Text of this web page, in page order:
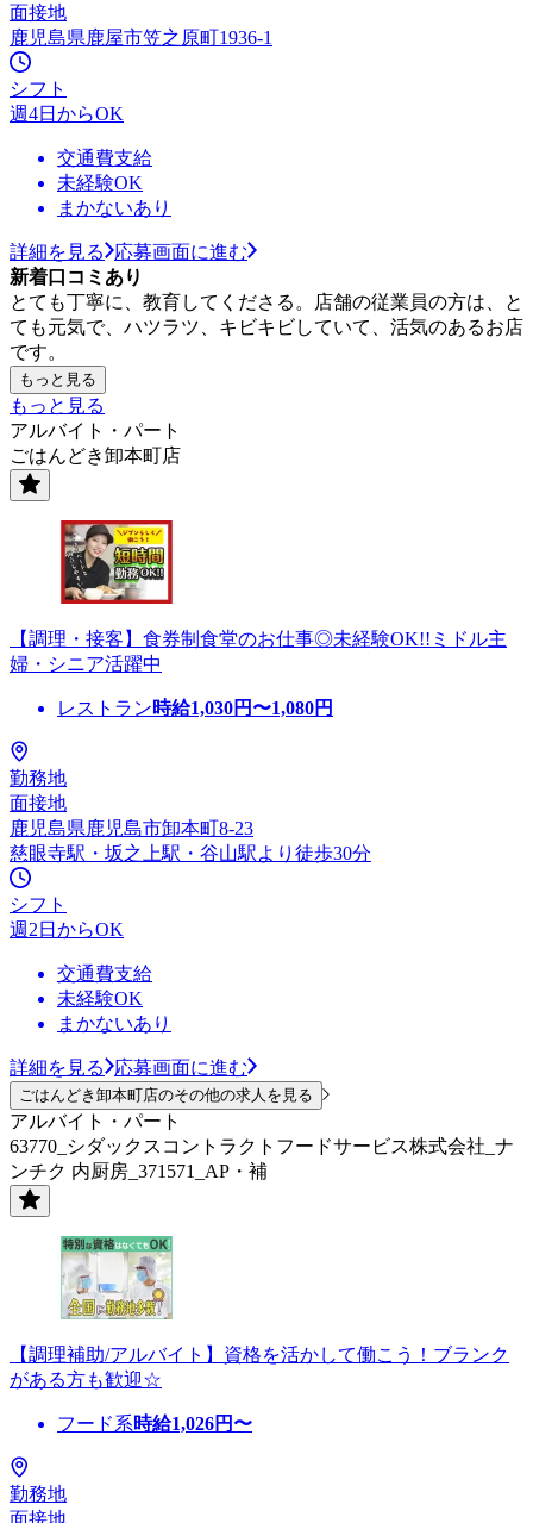
面接地
鹿児島県鹿屋市笠之原町1936-1
シフト
週4日からOK
交通費支給
未経験OK
まかないあり
詳細を見る
応募画面に進む
新着口コミあり
とても丁寧に、教育してくださる。店舗の従業員の方は、と
ても元気で、ハツラツ、キビキビしていて、活気のあるお店
です。
もっと見る
もっと見る
アルバイト・パート
ごはんどき卸本町店
【調理・接客】食券制食堂のお仕事◎未経験OK!!ミドル主
婦・シニア活躍中
レストラン時給1,030円〜1,080円
勤務地
面接地
鹿児島県鹿児島市卸本町8-23
慈眼寺駅・坂之上駅・谷山駅より徒歩30分
シフト
週2日からOK
交通費支給
未経験OK
まかないあり
詳細を見る 応募画面に進む
ごはんどき卸本町店のその他の求人を見る
アルバイト・パート
63770_シダックスコントラクトフードサービス株式会社_ナ
ンチク 内厨房_371571_AP・補
【調理補助/アルバイト】資格を活かして働こう！ブランク
がある方も歓迎☆
フード系時給1,026円〜
勤務地
面接地